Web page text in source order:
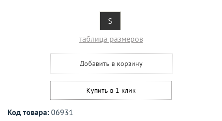
S
таблица размеров
Добавить в корзину
Купить в 1 клик
Код товара: 06931